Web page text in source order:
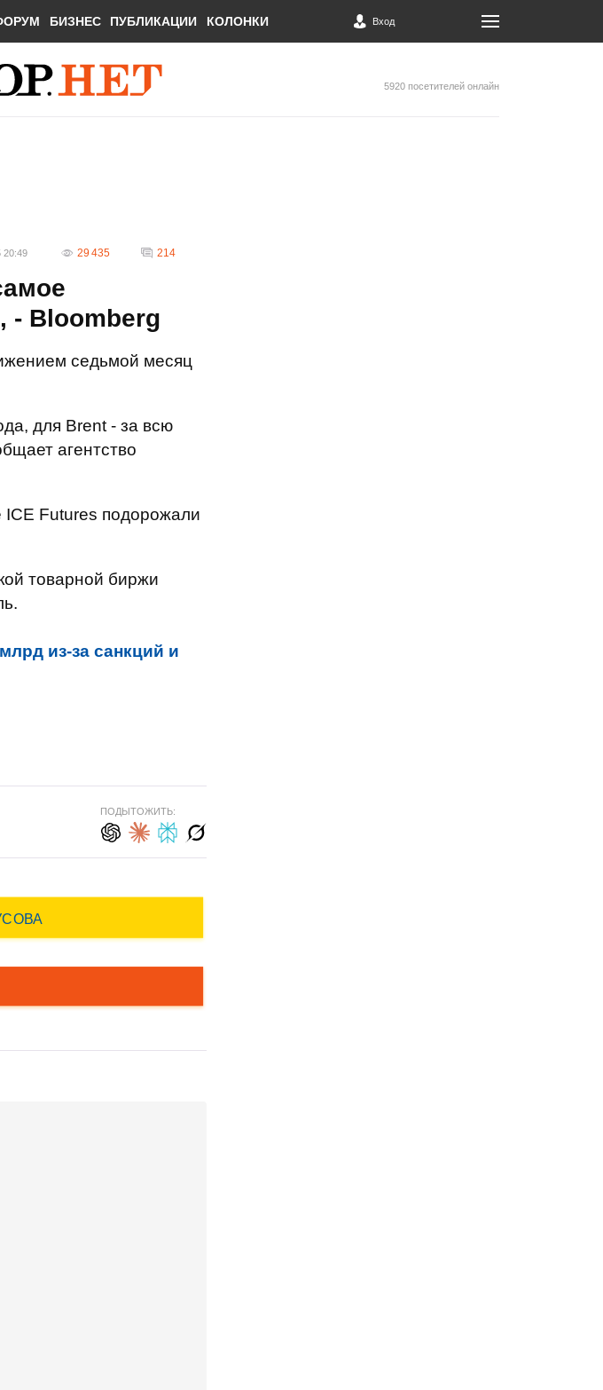
БИЗНЕС ПУБЛИКАЦИИ КОЛОНКИ Вход
5920 посетителей онлайн
20:49 29 435 214
- Bloomberg
седьмой месяц
для Brent - за всю
агентство
Futures подорожали
товарной биржи
из-за санкций и
ПОДЫТОЖИТЬ: